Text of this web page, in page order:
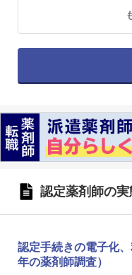
認定薬剤師の
認定手続きの電子化
年の薬剤師調査）